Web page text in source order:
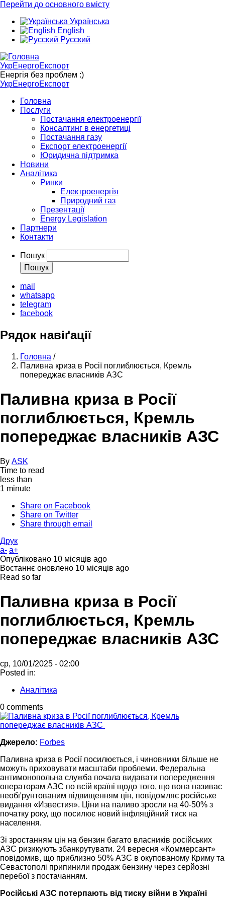
Перейти до основного вмісту
Українська
English
Русский
УкрЕнергоЕкспорт
Енергія без проблем :)
УкрЕнергоЕкспорт
Головна
Послуги
Постачання електроенергії
Консалтинг в енергетиці
Постачання газу
Експорт електроенергії
Юридична підтримка
Новини
Аналітика
Ринки
Електроенергія
Природний газ
Презентації
Energy Legislation
Партнери
Контакти
Пошук
mail
whatsapp
telegram
facebook
Рядок навіґації
Головна /
Паливна криза в Росії поглиблюється, Кремль
попереджає власників АЗС
Паливна криза в Росії
поглиблюється, Кремль
попереджає власників АЗС
By ASK
Time to read
less than
1 minute
Share on Facebook
Share on Twitter
Share through email
Друк
a- a+
Опубліковано 10 місяців ago
Востаннє оновлено 10 місяців ago
Read so far
Паливна криза в Росії
поглиблюється, Кремль
попереджає власників АЗС
ср, 10/01/2025 - 02:00
Posted in:
Аналітика
0 comments
Джерело: Forbes
Паливна криза в Росії посилюється, і чиновники більше не
можуть приховувати масштаби проблеми. Федеральна
антимонопольна служба почала видавати попередження
операторам АЗС по всій країні щодо того, що вона називає
необґрунтованим підвищенням цін, повідомляє російське
видання «Известия». Ціни на паливо зросли на 40-50% з
початку року, що посилює новий інфляційний тиск на
населення.
Зі зростанням цін на бензин багато власників російських
АЗС ризикують збанкрутувати. 24 вересня «Коммерсант»
повідомив, що приблизно 50% АЗС в окупованому Криму та
Севастополі припинили продаж бензину через серйозні
перебої з постачанням.
Російські АЗС потерпають від тиску війни в Україні